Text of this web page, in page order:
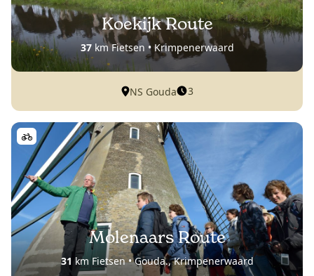
Koekijk Route
37km Fietsen • Krimpenerwaard
NS Gouda 3
Molenaars Route
31 km Fietsen • Gouda., Krimpenerwaard